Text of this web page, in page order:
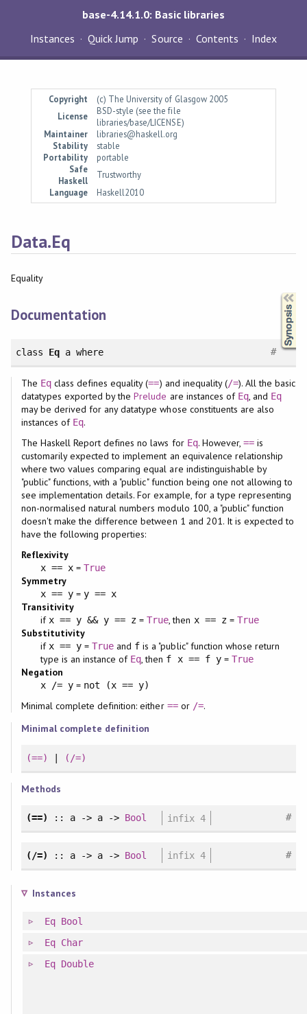
base-4.14.1.0: Basic libraries
Instances
Quick Jump Source Contents Index
Copyright
(c) The University of Glasgow 2005
License
BSD-style (see the file
libraries/base/LICENSE)
Maintainer
libraries@haskell.org
Stability
stable
Portability
portable
Safe
Haskell
Trustworthy
Language
Haskell2010
Data.Eq
Equality
Documentation
class Eqa where #
The Eqclass defines equality (==) and inequality (/=). All the basic
datatypes exported by thePrelude are instances of Eq, and Eq
may be derived for any datatype whose constituents are also
instances of Eq.
The Haskell Report defines no laws for Eq. However, == is
customarily expected to implement an equivalence relationship
where two values comparing equal are indistinguishable by
"public" functions, with a "public" function being one not allowing to
see implementation details. For example, for a type representing
non-normalised natural numbers modulo 100, a "public" function
doesn't make the difference between 1 and 201. It is expected to
have the following properties:
Reflexivity
x == x= True
Symmetry
x == y= y == x
Transitivity
if x == y && y == z =True, then x == z= True
Substitutivity
if x == y= True and f is a "public" function whose return
type is an instance of Eq, then f x == f y= True
Negation
x /= y= not (x == y)
Minimal complete definition: either ==or /=.
Minimal complete definition
(==) (/=)
Methods
(==) :: a -> a -> Bool infix 4 #
(/=) :: a -> a -> Bool infix 4 #
Instances
Eq Bool
Eq Char
Eq Double